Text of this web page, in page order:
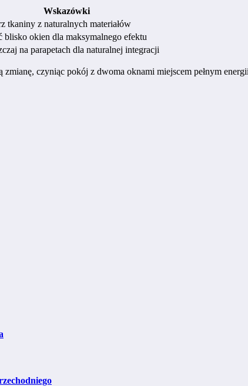
Wskazówki
tkaniny z naturalnych materiałów
blisko okien dla maksymalnego efektu
na parapetach dla naturalnej integracji
czyniąc pokój z dwoma oknami miejscem pełnym